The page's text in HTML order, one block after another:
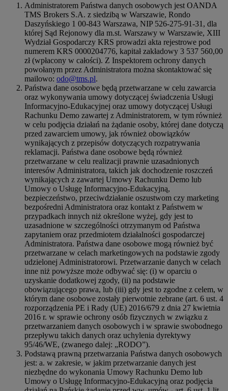
Administratorem Państwa danych osobowych jest OANDA
TMS Brokers S.A. z siedzibą w Warszawie, Rondo
Daszyńskiego 1 00-843 Warszawa, NIP 526-275-91-31, dla
której Sąd Rejonowy dla m.st. Warszawy w Warszawie, XIII
Wydział Gospodarczy KRS prowadzi akta rejestrowe pod
numerem KRS 0000204776, kapitał zakładowy 3 537 560,00
zł (wpłacony w całości). Z Inspektorem ochrony danych
powołanym przez Administratora można skontaktować się
mailowo: odo@tms.pl.
Państwa dane osobowe będą przetwarzane w celu zawarcia
oraz wykonywania umowy dotyczącej świadczenia Usługi
Informacyjno-Edukacyjnej oraz umowy dotyczącej Usługi
Rachunku Demo zawartej z Administratorem, w tym również
w celu podjęcia działań na żądanie osoby, której dane dotyczą
przed zawarciem umowy, jak również obowiązków
wynikających z przepisów dotyczących rozpatrywania
reklamacji. Państwa dane osobowe będą również
przetwarzane w celu realizacji prawnie uzasadnionych
interesów Administratora, takich jak dochodzenie roszczeń
wynikających z zawartej Umowy Rachunku Demo lub
Umowy o Usługę Informacyjno-Edukacyjną,
bezpieczeństwo, przeciwdziałanie oszustwom czy marketing
bezpośredni Administratora oraz kontakt z Państwem w
przypadkach innych niż określone wyżej, gdy jest to
uzasadnione w szczególności otrzymanym od Państwa
zapytaniem oraz przedmiotem działalności gospodarczej
Administratora. Państwa dane osobowe mogą również być
przetwarzane w celach marketingowych na podstawie zgody
udzielonej Administratorowi. Przetwarzanie danych w celach
inne niż powyższe może odbywać się: (i) w oparciu o
uzyskanie dodatkowej zgody, (ii) na podstawie
obowiązującego prawa, lub (iii) gdy jest to zgodne z celem, w
którym dane osobowe zostały pierwotnie zebrane (art. 6 ust. 4
rozporządzenia PE i Rady (UE) 2016/679 z dnia 27 kwietnia
2016 r. w sprawie ochrony osób fizycznych w związku z
przetwarzaniem danych osobowych i w sprawie swobodnego
przepływu takich danych oraz uchylenia dyrektywy
95/46/WE, (zwanego dalej: „RODO”).
Podstawą prawną przetwarzania Państwa danych osobowych
jest: a. w zakresie, w jakim przetwarzanie danych jest
niezbędne do wykonania Umowy Rachunku Demo lub
Umowy o Usługę Informacyjno-Edukacyjną oraz podjęcia